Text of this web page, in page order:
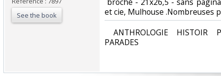
See the book
et cie, Mulhouse .Nombreuses
ANTHROLOGIE HISTOIR
PARADES‎